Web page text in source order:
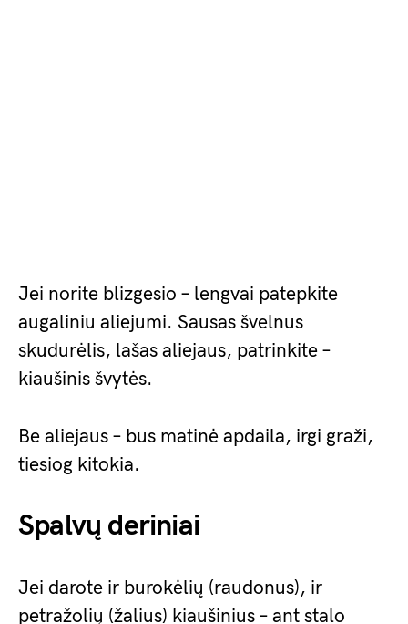
Jei norite blizgesio – lengvai patepkite
augaliniu aliejumi. Sausas švelnus
skudurėlis, lašas aliejaus, patrinkite –
kiaušinis švytės.
Be aliejaus – bus matinė apdaila, irgi graži,
tiesiog kitokia.
Spalvų deriniai
Jei darote ir burokėlių (raudonus), ir
petražolių (žalius) kiaušinius – ant stalo